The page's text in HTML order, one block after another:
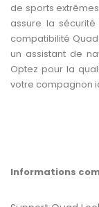
de sports
assure la
compatibilité
un assistant de
Optez pour la
votre compagnon
Informations